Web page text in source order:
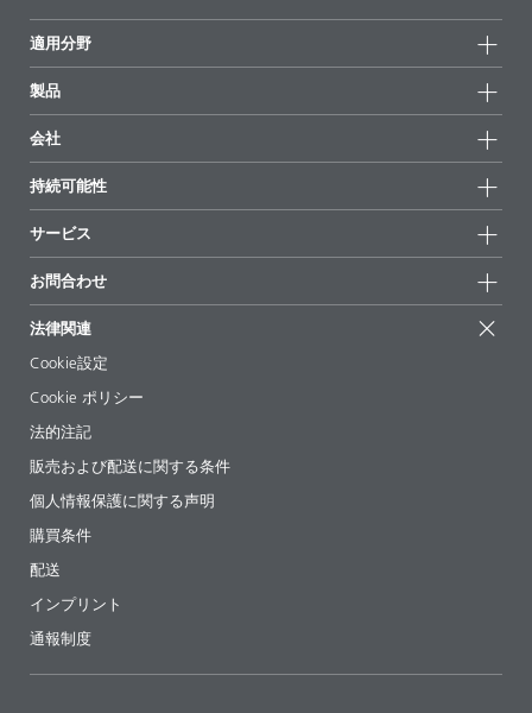
適用分野
製品
全製品
ハイライト
会社
ニュース
拠点と販売代理店
展示会 & イベント
経営陣
持続可能性
持続可能な製品
サクセスストーリー
EcoVadis
証明書
サービス
配合の出発点
論文記事
ebooks(電子書籍)
法令情報
添加剤ガイドアプリ
ビデオ
ダウンロード
お問合わせ
法律関連
Cookie設定
Cookie ポリシー
法的注記
販売および配送に関する条件
個人情報保護に関する声明
購買条件
配送
インプリント
通報制度